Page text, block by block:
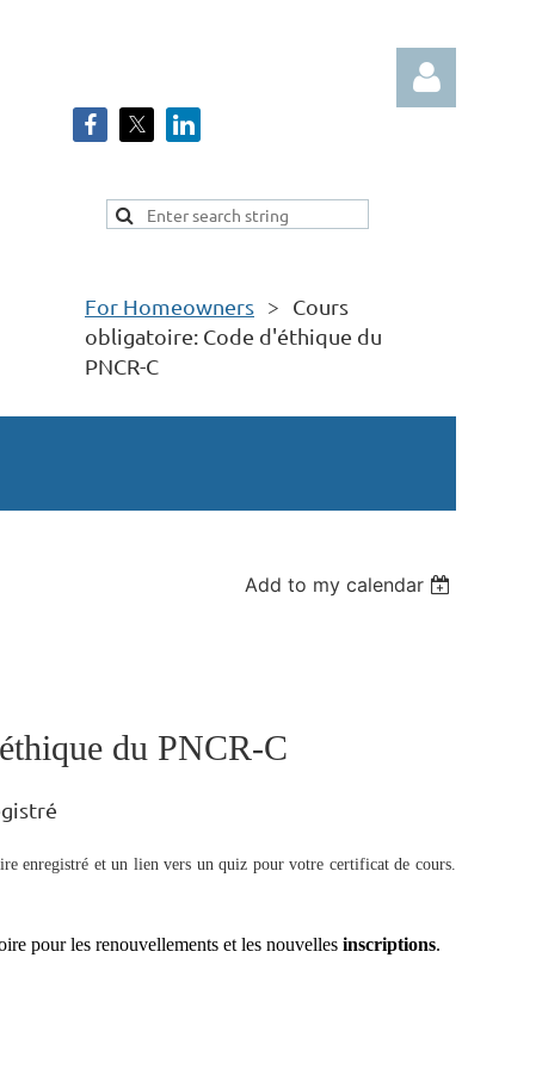
For Homeowners
Cours
obligatoire: Code d'éthique du
PNCR-C
Add to my calendar
du PNCR-C
enregistré et un lien vers un quiz pour votre certificat de cours.
pour les renouvellements et les nouvelles inscriptions.